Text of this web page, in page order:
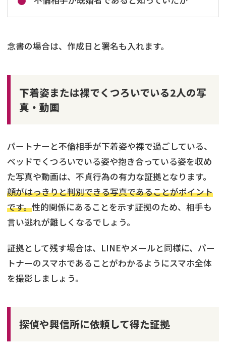
念書の場合は、作成日と署名も入れます。
下着姿または裸でくつろいでいる2人の写
真・動画
パートナーと不倫相手が下着姿や裸で過ごしている、
ベッドでくつろいでいる姿や抱き合っている姿を収め
た写真や動画は、不貞行為の有力な証拠となります。
顔がはっきりと判別できる写真であることがポイント
です。性的関係にあることを示す証拠のため、相手も
言い逃れが難しくなるでしょう。
証拠として残す場合は、LINEやメールと同様に、パー
トナーのスマホであることがわかるようにスマホ全体
を撮影しましょう。
探偵や興信所に依頼して得た証拠